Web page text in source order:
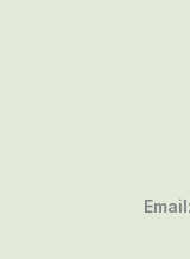
Email: